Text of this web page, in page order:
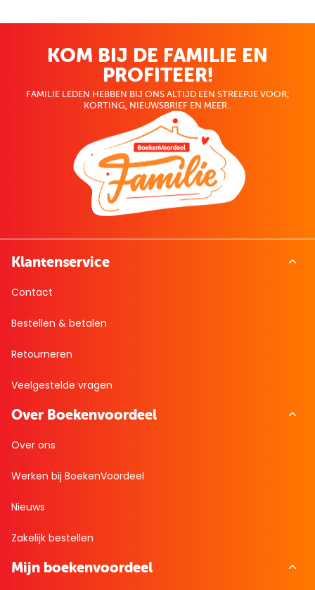
KOM BIJ DE FAMILIE EN
PROFITEER!
FAMILIE LEDEN HEBBEN BIJ ONS ALTIJD EEN STREEPJE VOOR;
KORTING, NIEUWSBRIEF EN MEER..
Klantenservice
Contact
Bestellen & betalen
Retourneren
Veelgestelde vragen
Over Boekenvoordeel
Over ons
Werken bij BoekenVoordeel
Nieuws
Zakelijk bestellen
Mijn boekenvoordeel